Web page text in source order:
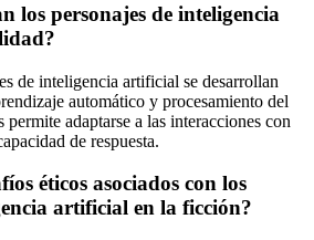
los personajes de inteligencia
de inteligencia artificial se desarrollan
automático y procesamiento del
adaptarse a las interacciones con
de respuesta.
éticos asociados con los
artificial en la ficción?